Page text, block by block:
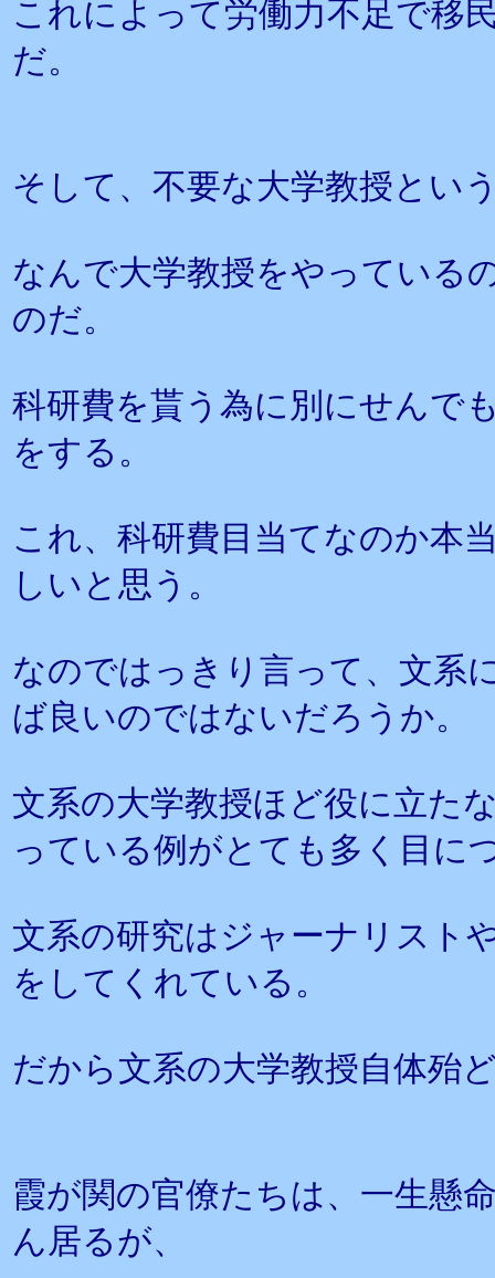
これによって労働力不足で移
だ。
そして、不要な大学教授とい
なんで大学教授をやっている
のだ。
科研費を貰う為に別にせんで
をする。
これ、科研費目当てなのか本
しいと思う。
なのではっきり言って、文系
ば良いのではないだろうか。
文系の大学教授ほど役に立た
っている例がとても多く目に
文系の研究はジャーナリスト
をしてくれている。
だから文系の大学教授自体殆
霞が関の官僚たちは、一生懸
ん居るが、